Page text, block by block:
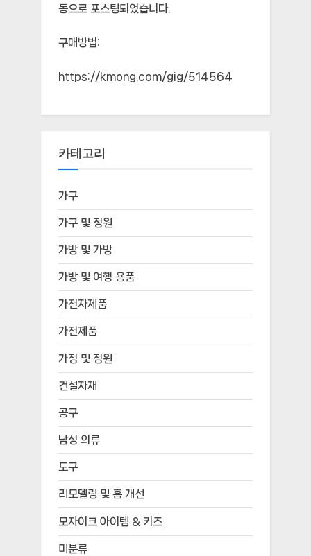
동으로 포스팅되었습니다.
구매방법:
https://kmong.com/gig/514564
카테고리
가구
가구 및 정원
가방 및 가방
가방 및 여행 용품
가전자제품
가전제품
가정 및 정원
건설자재
공구
남성 의류
도구
리모델링 및 홈 개선
모자이크 아이템 & 키즈
미분류